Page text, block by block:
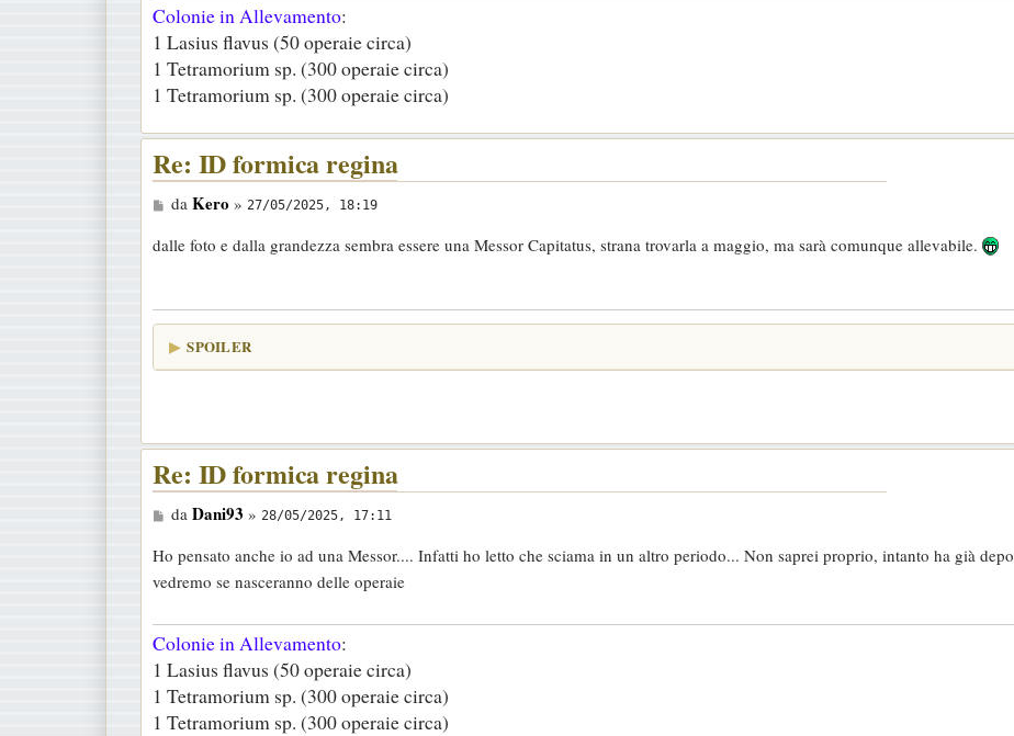
Colonie in Allevamento:
1 Lasius flavus (50 operaie circa)
1 Tetramorium sp. (300 operaie circa)
1 Tetramorium sp. (300 operaie circa)
Re: ID formica regina
M
s
a
g
da Kero » 27/05/2025, 18:19
dalle foto e dalla grandezza sembra essere una Messor Capitatus, strana trovarla a maggio, ma sarà comunque allevabile.
SPOILER
Re: ID formica regina
M
s
s
g
g
i
o
da Dani93 » 28/05/2025, 17:11
Ho pensato anche io ad una Messor.... Infatti ho letto che sciama in un altro periodo... Non saprei proprio, intanto ha già
vedremo se nasceranno delle operaie
Colonie in Allevamento:
1 Lasius flavus (50 operaie circa)
1 Tetramorium sp. (300 operaie circa)
1 Tetramorium sp. (300 operaie circa)